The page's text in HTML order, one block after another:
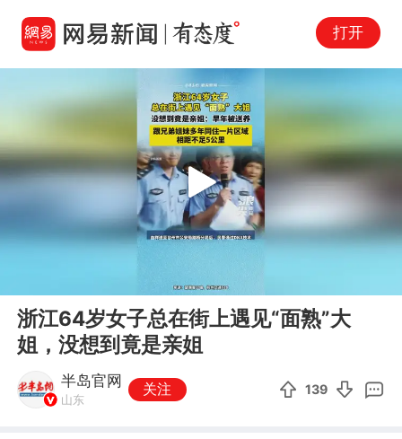
打开
Play
浙江64岁女子总在街上遇见“面熟”大
姐，没想到竟是亲姐
半岛官网
山东
关注 139